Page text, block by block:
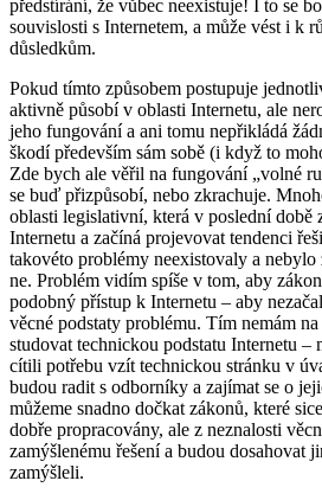
předstírání, že vůbec neexistuje! I to se
souvislosti s Internetem, a může vést i k
důsledkům.
Pokud tímto způsobem postupuje
aktivně působí v oblasti Internetu, ale
jeho fungování a ani tomu nepřikládá
škodí především sám sobě (i když to
Zde bych ale věřil na fungování „volné
se buď přizpůsobí, nebo zkrachuje.
oblasti legislativní, která v poslední době
Internetu a začíná projevovat tendenci
takovéto problémy neexistovaly a nebylo
ne. Problém vidím spíše v tom, aby
podobný přístup k Internetu – aby
věcné podstaty problému. Tím nemám
studovat technickou podstatu Internetu –
cítili potřebu vzít technickou stránku v
budou radit s odborníky a zajímat se o
můžeme snadno dočkat zákonů, které
dobře propracovány, ale z neznalosti
zamýšlenému řešení a budou dosahovat
zamýšleli.